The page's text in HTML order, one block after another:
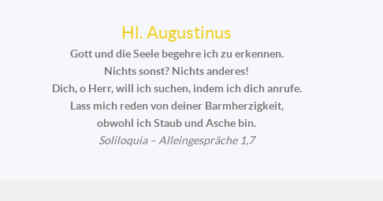
Hl. Augustinus
Gott und die Seele begehre ich zu erkennen.
Nichts sonst? Nichts anderes!
Dich, o Herr, will ich suchen, indem ich dich anrufe.
Lass mich reden von deiner Barmherzigkeit,
obwohl ich Staub und Asche bin.
Soliloquia – Alleingespräche 1,7